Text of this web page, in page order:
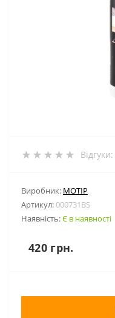
Відгуки:
Виробник: MOTIP
Артикул:000731BS
Наявність:Є в наявності
420 грн.